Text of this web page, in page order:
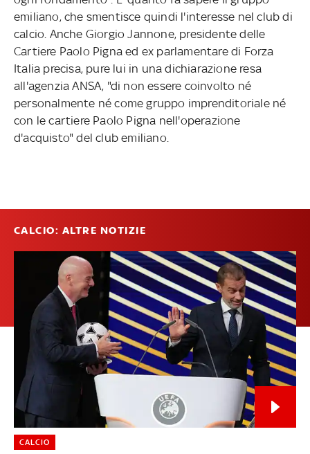
emiliano, che smentisce quindi l'interesse nel club di
calcio. Anche Giorgio Jannone, presidente delle
Cartiere Paolo Pigna ed ex parlamentare di Forza
Italia precisa, pure lui in una dichiarazione resa
all'agenzia ANSA, "di non essere coinvolto né
personalmente né come gruppo imprenditoriale né
con le cartiere Paolo Pigna nell'operazione
d'acquisto" del club emiliano.
CALCIO: ALTRE NOTIZIE
CALCIO